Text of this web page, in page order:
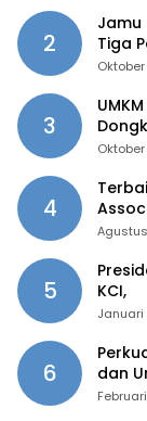
2
Jamu
Tiga
3
Oktober
4
2025”
5
KCI,
Januari
6
dan
Smart